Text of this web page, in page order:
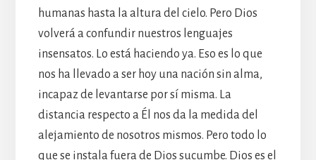
humanas hasta la altura del cielo. Pero Dios
volverá a confundir nuestros lenguajes
insensatos. Lo está haciendo ya. Eso es lo que
nos ha llevado a ser hoy una nación sin alma,
incapaz de levantarse por sí misma. La
distancia respecto a Él nos da la medida del
alejamiento de nosotros mismos. Pero todo lo
que se instala fuera de Dios sucumbe. Dios es el